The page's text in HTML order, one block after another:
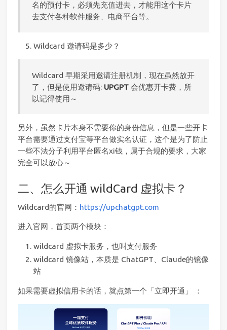
名的预付卡，必须先充值进去，才能用这个卡片
去支付各种软件服务、电商平台等。
Wildcard 邀请码是多少？
Wildcard 早期采用邀请注册机制，现在虽然放开
了，但是使用邀请码: UPGPT 会优惠开卡费，所
以记得使用～
另外，虽然卡片本身不需要你的身份信息，但是一些开卡
平台需要通过支付宝等平台做实名认证，这个是为了防止
一些不法分子利用平台匿名xi钱，属于合规的要求，大家
完全可以放心～
二、怎么开通 wildCard 虚拟卡？
Wildcard的官网： https://upchatgpt.com
进入官网，首页两个模块：
wildcard 虚拟卡服务，也叫支付服务
wildcard 镜像站，本质是 ChatGPT、Claude的镜像
站
如果需要虚拟信用卡的话，就点第一个「立即开通」 ：